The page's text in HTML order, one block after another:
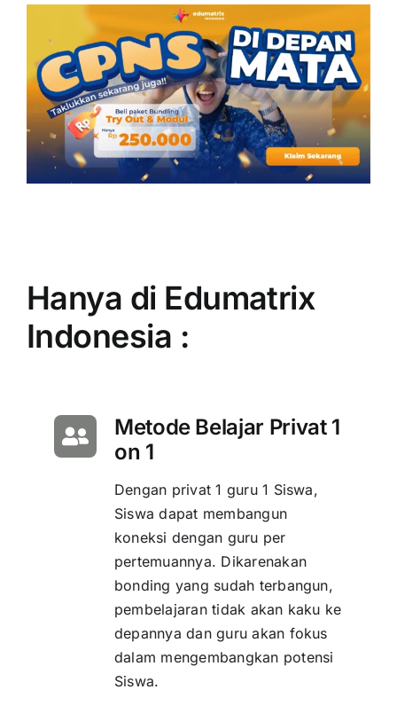
Hanya di Edumatrix
Indonesia :
Metode Belajar Privat 1
on 1
Dengan privat 1 guru 1 Siswa,
Siswa dapat membangun
koneksi dengan guru per
pertemuannya. Dikarenakan
bonding yang sudah terbangun,
pembelajaran tidak akan kaku ke
depannya dan guru akan fokus
dalam mengembangkan potensi
Siswa.